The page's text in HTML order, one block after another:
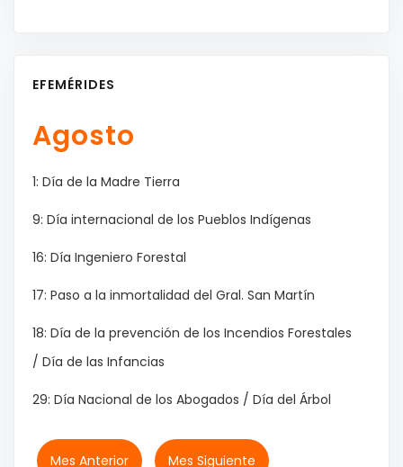
EFEMÉRIDES
Agosto
1: Día de la Madre Tierra
9: Día internacional de los Pueblos Indígenas
16: Día Ingeniero Forestal
17: Paso a la inmortalidad del Gral. San Martín
18: Día de la prevención de los Incendios Forestales
/ Día de las Infancias
29: Día Nacional de los Abogados / Día del Árbol
Mes Anterior Mes Siguiente